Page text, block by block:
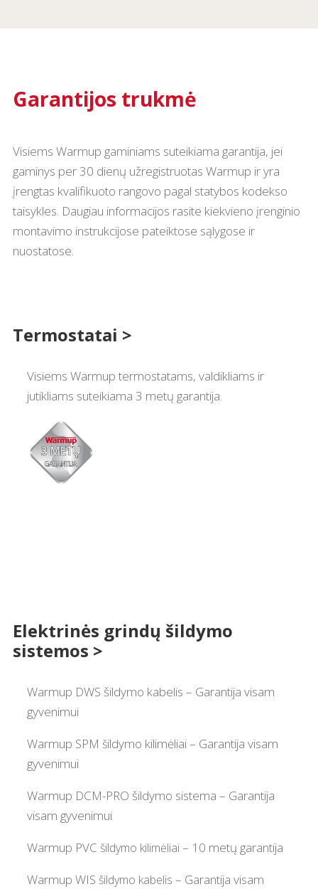
Garantijos trukmė
Visiems Warmup gaminiams suteikiama garantija, jei
gaminys per 30 dienų užregistruotas Warmup ir yra
įrengtas kvalifikuoto rangovo pagal statybos kodekso
taisykles. Daugiau informacijos rasite kiekvieno įrenginio
montavimo instrukcijose pateiktose sąlygose ir
nuostatose.
Termostatai >
Visiems Warmup termostatams, valdikliams ir
jutikliams suteikiama 3 metų garantija.
Elektrinės grindų šildymo
sistemos >
Warmup DWS šildymo kabelis – Garantija visam
gyvenimui
Warmup SPM šildymo kilimėliai – Garantija visam
gyvenimui
Warmup DCM-PRO šildymo sistema – Garantija
visam gyvenimui
Warmup PVC šildymo kilimėliai– 10 metų garantija
Warmup WIS šildymo kabelis – Garantija visam